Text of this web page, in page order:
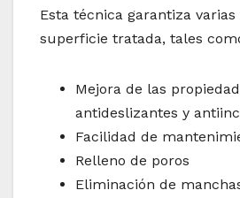
Esta técnica garantiza
superficie tratada, tales
Mejora de las
antideslizantes y
Facilidad de
Relleno de poros
Eliminación de